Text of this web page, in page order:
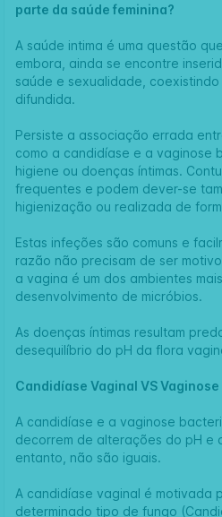
parte da saúde feminina?
A saúde intima é uma questão
embora, ainda se encontre
saúde e sexualidade,
difundida.
Persiste a associação errada
como a candidíase e a vaginose
higiene ou doenças íntimas.
frequentes e podem dever-se
higienização ou realizada de
Estas infeções são comuns e
razão não precisam de ser
a vagina é um dos ambientes
desenvolvimento de micróbios.
As doenças íntimas resultam
desequilíbrio do pH da flora
Candidíase Vaginal VS
A candidíase e a vaginose
decorrem de alterações do pH e
entanto, não são iguais.
A candidíase vaginal é motivada
determinado tipo de fungo